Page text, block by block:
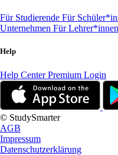
Für Studierende Für
Unternehmen Für Lehrer*innen
Help
Help CenterPremium Login
© StudySmarter
AGB
Impressum
Datenschutzerklärung